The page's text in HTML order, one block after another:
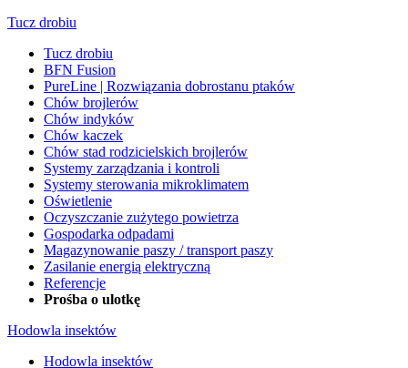
Tucz drobiu
Tucz drobiu
BFN Fusion
PureLine | Rozwiązania dobrostanu ptaków
Chów brojlerów
Chów indyków
Chów kaczek
Chów stad rodzicielskich brojlerów
Systemy zarządzania i kontroli
Systemy sterowania mikroklimatem
Oświetlenie
Oczyszczanie zużytego powietrza
Gospodarka odpadami
Magazynowanie paszy / transport paszy
Zasilanie energią elektryczną
Referencje
Prośba o ulotkę
Hodowla insektów
Hodowla insektów